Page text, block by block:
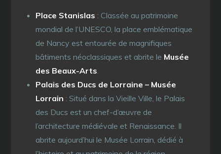
Place Stanislas : Classée au patrimoine
mondial de l’UNESCO, la place emblématique
de Nancy est entourée de magnifiques
bâtiments néoclassiques et abrite le Musée
des Beaux-Arts.
Palais des Ducs de Lorraine – Musée
Lorrain : Situé dans la Vieille Ville, le Palais
des Ducs est un chef-d’œuvre de
l’architecture médiévale et Renaissance. Il
abrite aujourd’hui le Musée Lorrain, dédié à